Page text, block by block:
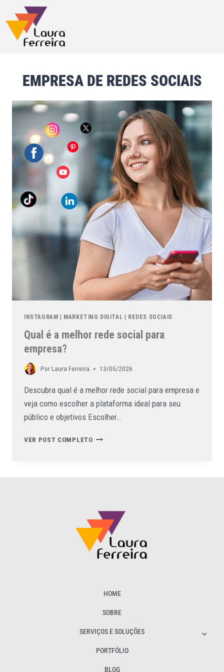
EMPRESA DE REDES SOCIAIS
INSTAGRAM | MARKETING DIGITAL | REDES SOCIAIS
Qual é a melhor rede social para
empresa?
PorLaura Ferreira 13/05/2026
Descubra qual é a melhor rede social para empresa e
veja como escolher a plataforma ideal para seu
público e objetivos Escolher…
VER POST COMPLETO
HOME
SOBRE
SERVIÇOS E SOLUÇÕES
PORTFÓLIO
BLOG